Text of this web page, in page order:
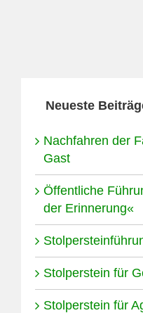
Neueste
Nachfahren der
Gast
Öffentliche
der Erinnerung«
Stolperstein für
Stolperstein für